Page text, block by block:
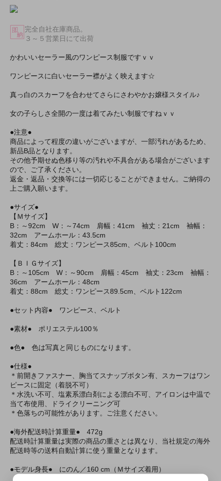
完全自社在庫商品。
３～５営業日にて出荷
かわいいセーラー風のワンピース制服ですｖｖ
ワンピースに白いセーラー襟がよく映えます☆
真っ白のスカーフを合わせてさらにさわやかお嬢様スタイル♪
女の子らしさ全開の一度は着てみたい制服ですねｖｖ
●注意●
商品によって程度の違いがございますが、一部汚れがあるため、
新品B品となります。
その他予期せぬ色移り等の汚れや不具合がある場合がございます
ので、ご了承ください。
返金・返品・交換等には一切応じることができません。ご納得の
上ご購入願います。
●サイズ●
【Ｍサイズ】
B：～92cm W：～74cm 肩幅：41cm 袖丈：21cm 袖幅：
32cm アームホール：43.5cm
着丈：84cm 総丈：ワンピース85cm、ベルト100cm
【ＢＩＧサイズ】
B：～105cm W：～90cm 肩幅：45cm 袖丈：23cm 袖幅：
36cm アームホール：48cm
着丈：88cm 総丈：ワンピース89.5cm、ベルト122cm
●セット内容● ワンピース、ベルト
●素材● ポリエステル100％
●色● 色は写真と同じものになります。
●仕様●
＊前開きファスナー、胸当てスナップボタン有、スカーフはワン
ピースに固定（着脱不可）
＊水洗い不可、塩素系漂白剤による漂白不可、アイロンは中温で
当て布使用、ドライクリーニング可
＊色落ちの可能性があります。ご注意ください。
●海外配送時計算重量● 472g
配送時計算重量は実際の商品の重さとは異なり、当社規定の海外
配送時等の送料自動計算に使う重量となります。
●モデル身長● にのん／160 cm（Ｍサイズ着用）